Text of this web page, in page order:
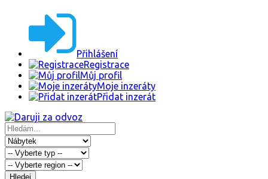
Přihlášení
Registrace
Můj profil
Moje inzeráty
Přidat inzerát
Hledej